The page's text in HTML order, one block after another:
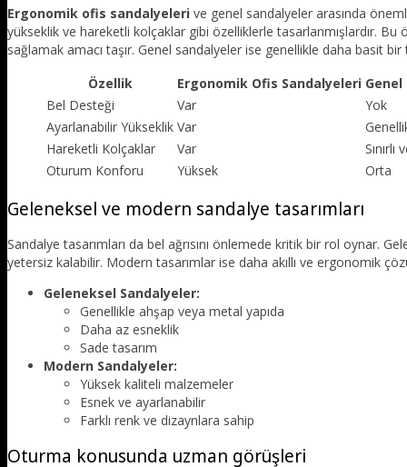
Ergonomik ofis sandalyeleri ve genel sandalyeler arasında
yükseklik ve hareketli kolçaklar gibi özelliklerle tasarlanmışlardır. Bu
sağlamak amacı taşır. Genel sandalyeler ise genellikle daha basit
Özellik
Ergonomik Ofis Sandalyeleri
Bel Desteği
Var
Yok
Ayarlanabilir Yükseklik Var
Hareketli Kolçaklar
Var
Sınırlı
Oturum Konforu
Yüksek Orta
Geleneksel ve modern sandalye tasarımları
Sandalye tasarımları da bel ağrısını önlemede kritik bir rol oynar.
yetersiz kalabilir. Modern tasarımlar ise daha akıllı ve ergonomik
Geleneksel Sandalyeler:
Genellikle ahşap veya metal yapıda
Daha az esneklik
Sade tasarım
Modern Sandalyeler:
Yüksek kaliteli malzemeler
Esnek ve ayarlanabilir
Farklı renk ve dizaynlara sahip
Oturma konusunda uzman görüşleri